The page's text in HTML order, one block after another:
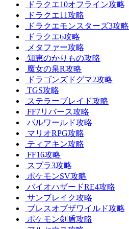
ドラクエ10オフライン攻略
ドラクエ11攻略
ドラクエモンスターズ3攻略
ドラクエ6攻略
メタファー攻略
知恵のかりもの攻略
魔女の泉R攻略
ドラゴンズドグマ2攻略
TGS攻略
ステラーブレイド攻略
FF7リバース攻略
パルワールド攻略
マリオRPG攻略
ティアキン攻略
FF16攻略
スプラ3攻略
ポケモンSV攻略
バイオハザードRE4攻略
サンブレイク攻略
ブレスオブザワイルド攻略
ポケモン剣盾攻略